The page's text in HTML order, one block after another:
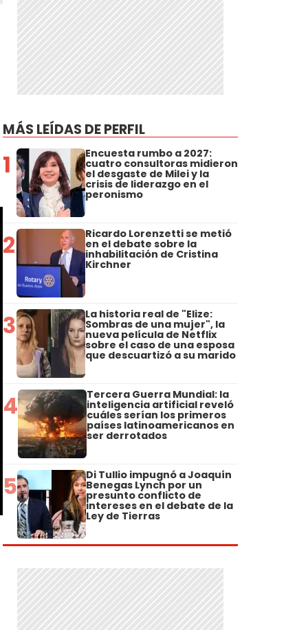
MÁS LEÍDAS DE PERFIL
1 Encuesta rumbo a 2027:
cuatro consultoras midieron
el desgaste de Milei y la
crisis de liderazgo en el
peronismo
2 Ricardo Lorenzetti se metió
en el debate sobre la
inhabilitación de Cristina
Kirchner
3 La historia real de "Elize:
Sombras de una mujer", la
nueva película de Netflix
sobre el caso de una esposa
que descuartizó a su marido
4 Tercera Guerra Mundial: la
inteligencia artificial reveló
cuáles serían los primeros
países latinoamericanos en
ser derrotados
5 Di Tullio impugnó a Joaquín
Benegas Lynch por un
presunto conflicto de
intereses en el debate de la
Ley de Tierras